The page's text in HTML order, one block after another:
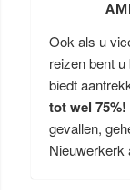
Ook als u
reizen bent
biedt
tot wel 75%!
gevallen,
Nieuwerkerk